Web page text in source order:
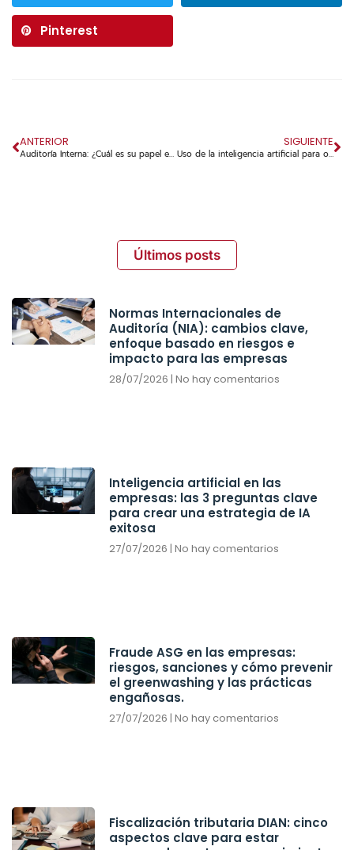
Pinterest
ANTERIOR
Auditoría Interna: ¿Cuál es su papel en la Gestión de Riesgos?
SIGUIENTE
Uso de la inteligencia artificial para optimizar la eficiencia financiera en los procesos de las cuentas por pagar.
Últimos posts
Normas Internacionales de
Auditoría (NIA): cambios clave,
enfoque basado en riesgos e
impacto para las empresas
28/07/2026 No hay comentarios
Inteligencia artificial en las
empresas: las 3 preguntas clave
para crear una estrategia de IA
exitosa
27/07/2026 No hay comentarios
Fraude ASG en las empresas:
riesgos, sanciones y cómo prevenir
el greenwashing y las prácticas
engañosas.
27/07/2026 No hay comentarios
Fiscalización tributaria DIAN: cinco
aspectos clave para estar